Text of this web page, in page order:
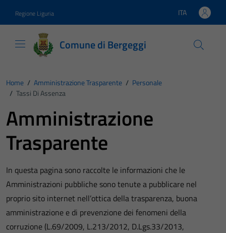
Regione Liguria Lingua attiva:
ITA
Comune di Bergeggi
Home / Amministrazione Trasparente / Personale
/ Tassi Di Assenza
Amministrazione
Trasparente
In questa pagina sono raccolte le informazioni che le
Amministrazioni pubbliche sono tenute a pubblicare nel
proprio sito internet nell’ottica della trasparenza, buona
amministrazione e di prevenzione dei fenomeni della
corruzione (L.69/2009, L.213/2012, D.Lgs.33/2013,